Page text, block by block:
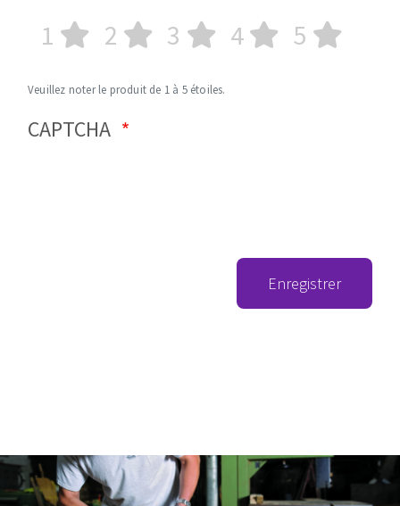
1 2 3 4 5
Veuillez noter le produit de 1 à 5 étoiles.
CAPTCHA
Enregistrer